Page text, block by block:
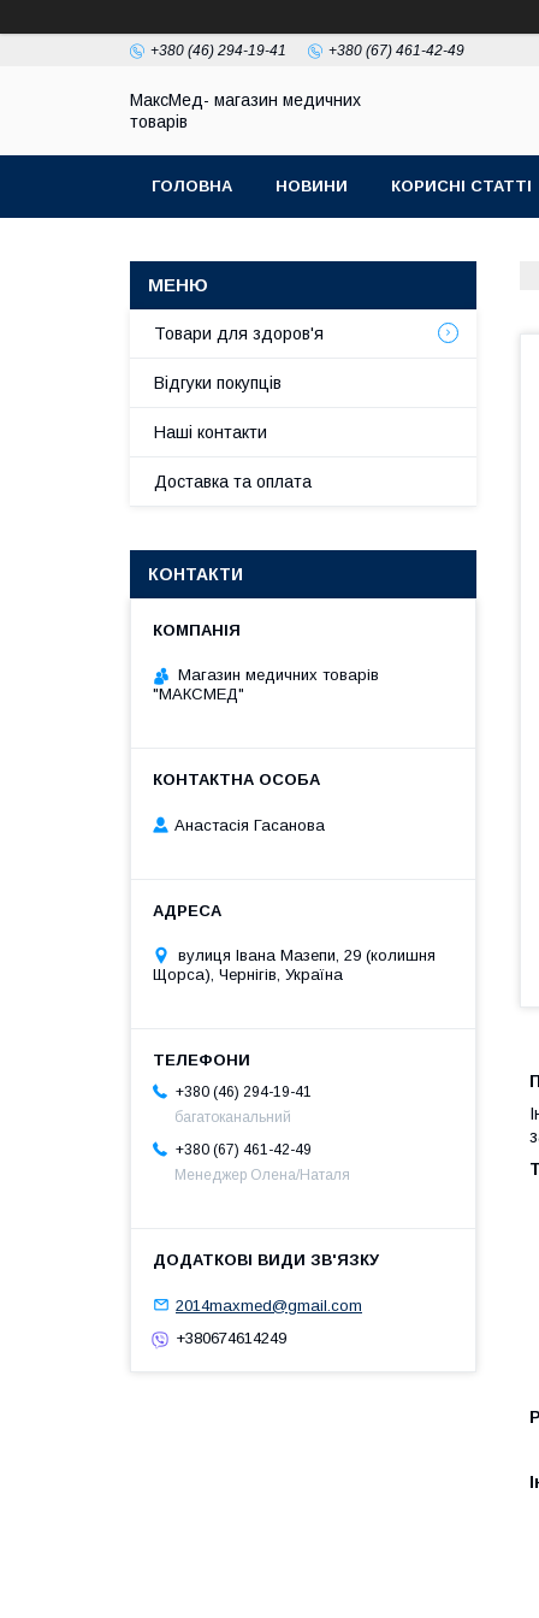
+380 (46) 294-19-41 +380 (67) 461-42-49
МаксМед- магазин медичних
товарів
ГОЛОВНА НОВИНИ КОРИСНІ СТАТТІ
Товари для здоров'я
Відгуки покупців
Наші контакти
Доставка та оплата
КОНТАКТИ
Магазин медичних товарів
"МАКСМЕД"
Анастасія Гасанова
вулиця Івана Мазепи, 29 (колишня
Щорса), Чернігів, Україна
+380 (46) 294-19-41
багатоканальний
+380 (67) 461-42-49
Менеджер Олена/Наталя
2014maxmed@gmail.com
+380674614249